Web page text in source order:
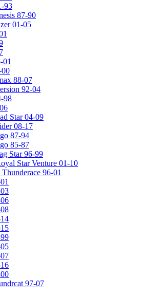
93
87-90
01-05
88-07
92-04
98
Star 04-09
08-17
87-94
85-87
Star 96-99
Star Venture 01-10
96-01
97-07